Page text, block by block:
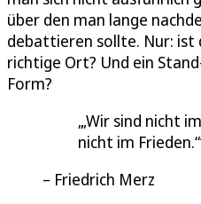
über den man lange
debattieren sollte. Nur: ist
richtige Ort? Und ein
Form?
„Wir sind nicht
nicht im Frieden.“
Friedrich Merz